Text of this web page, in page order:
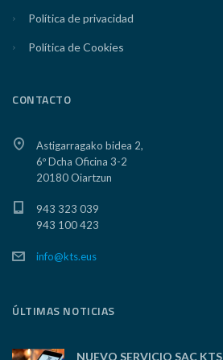
Política de privacidad
Política de Cookies
CONTACTO
Astigarragako bidea 2,
6º Dcha Oficina 3-2
20180 Oiartzun
943 323 039
943 100 423
info@kts.eus
ÚLTIMAS NOTICIAS
NUEVO SERVICIO SAC KTS